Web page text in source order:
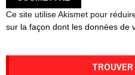
Ce site utilise Akismet pour
sur la façon dont les données de